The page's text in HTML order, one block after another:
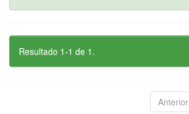
Resultado 1-1 de 1.
Anterior